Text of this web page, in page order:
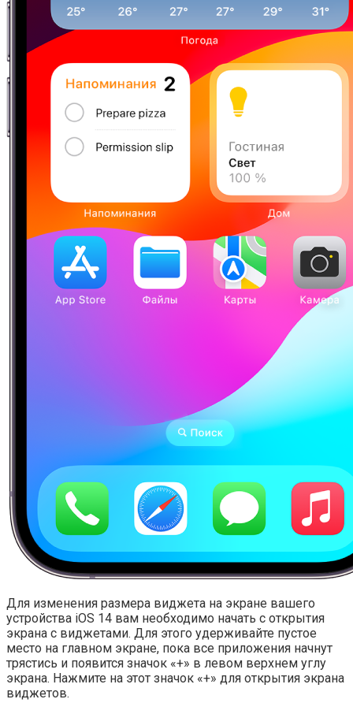
Для изменения размера виджета на экране вашего
устройства iOS 14 вам необходимо начать с открытия
экрана с виджетами. Для этого удерживайте пустое
место на главном экране, пока все приложения начнут
трястись и появится значок «+» в левом верхнем углу
экрана. Нажмите на этот значок «+» для открытия экрана
виджетов.